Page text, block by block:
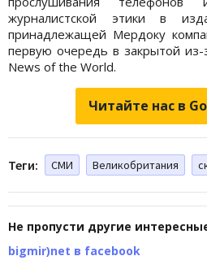
журналистской этики в
принадлежащей Мердоку
первую очередь в закрытой из-
News of the World.
Читайте нас в
Теги: СМИ Великобритания
Не пропусти другие
bigmir)net в facebook